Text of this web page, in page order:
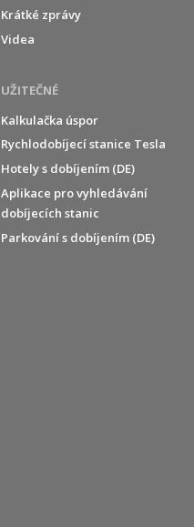
Krátké zprávy
Videa
UŽITEČNÉ
Kalkulačka úspor
Rychlodobíjecí stanice Tesla
Hotely s dobíjením (DE)
Aplikace pro vyhledávání
dobíjecích stanic
Parkování s dobíjením (DE)